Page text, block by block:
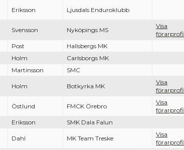
Eriksson Ljusdals Enduroklubb
Svensson Nyköpings MS
Visa
förarprofil
Post Hallsbergs MK
Holm Carlsborgs MK
Martinsson SMC
Holm Botkyrka MK
Visa
förarprofil
Östlund FMCK Örebro
Visa
förarprofil
Eriksson SMK Dala Falun
Dahl MK Team Treske
Visa
förarprofil